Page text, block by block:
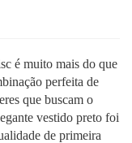
é muito mais do que
perfeita de
que buscam o
vestido preto foi
de primeira